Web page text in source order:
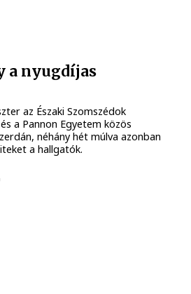
a nyugdíjas
az Északi Szomszédok
a Pannon Egyetem közös
néhány hét múlva azonban
a hallgatók.